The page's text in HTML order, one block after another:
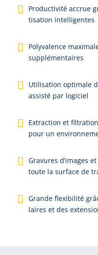
Pro­duc­ti­vi­té ac­crue
ti­sa­tion in­tel­li­gen­tes
Po­ly­va­len­ce
sup­plé­men­tai­res
U­ti­li­sa­tion op­ti­ma­le
as­sis­té par lo­gi­ciel
Ex­trac­tion et
pour un
Gra­vu­res d’i­ma­ges
tou­te la sur­fa­ce de
Gran­de fle­xi­bi­li­té
lai­res et des